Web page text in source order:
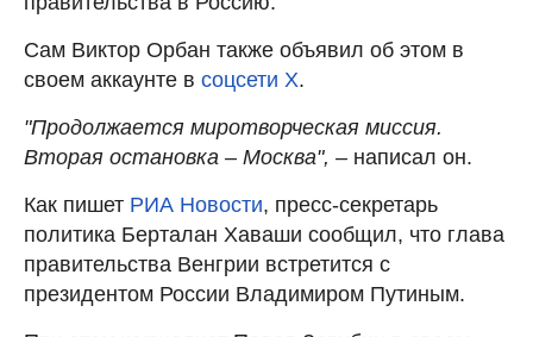
Сам Виктор Орбан также объявил об этом в
своем аккаунте в соцсети X.
"Продолжается миротворческая миссия.
Вторая остановка – Москва", – написал он.
Как пишет РИА Новости, пресс-секретарь
политика Берталан Хаваши сообщил, что глава
правительства Венгрии встретится с
президентом России Владимиром Путиным.